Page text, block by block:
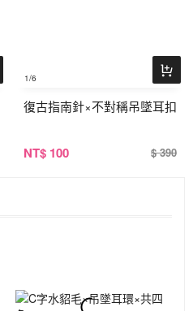
1/6
復古指南針×不對稱吊墜耳扣
NT$ 100 $ 390